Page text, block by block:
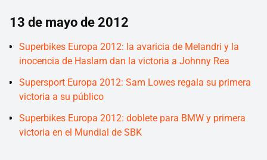
13 de mayo de 2012
Superbikes Europa 2012: la avaricia de Melandri y la
inocencia de Haslam dan la victoria a Johnny Rea
Supersport Europa 2012: Sam Lowes regala su primera
victoria a su público
Superbikes Europa 2012: doblete para BMW y primera
victoria en el Mundial de SBK